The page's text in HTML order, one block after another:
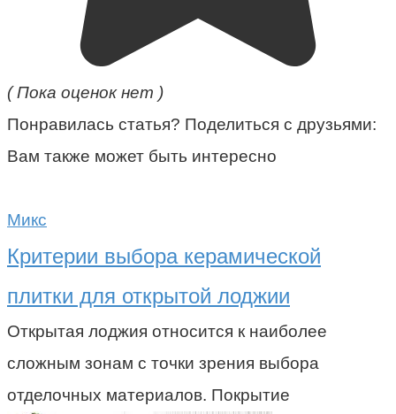
( Пока оценок нет )
Понравилась статья? Поделиться с друзьями:
Вам также может быть интересно
Микс
Критерии выбора керамической
плитки для открытой лоджии
Открытая лоджия относится к наиболее
сложным зонам с точки зрения выбора
отделочных материалов. Покрытие